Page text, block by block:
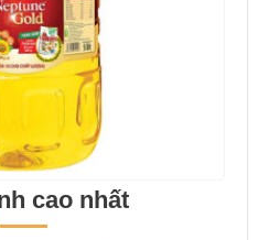
cao nhất